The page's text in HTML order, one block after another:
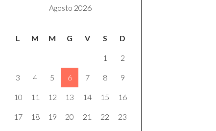
Agosto 2026
L M M G V S D
1 2
3 4 5 6 7 8 9
10 11 12 13 14 15 16
17 18 19 20 21 22 23